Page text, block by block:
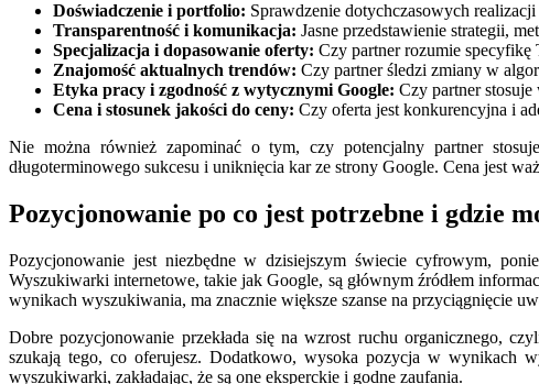
Doświadczenie i portfolio: Sprawdzenie dotychczasowych realizacji
Transparentność i komunikacja: Jasne przedstawienie strategii,
Specjalizacja i dopasowanie oferty: Czy partner rozumie
Znajomość aktualnych trendów: Czy partner śledzi zmiany w
Etyka pracy i zgodność z wytycznymi Google: Czy partner stosuje
Cena i stosunek jakości do ceny: Czy oferta jest konkurencyjna i
Nie można również zapominać o tym, czy potencjalny partner
długoterminowego sukcesu i uniknięcia kar ze strony Google. Cena jest
Pozycjonowanie po co jest potrzebne i gdzie
Pozycjonowanie jest niezbędne w dzisiejszym świecie cyfrowym,
Wyszukiwarki internetowe, takie jak Google, są głównym źródłem
wynikach wyszukiwania, ma znacznie większe szanse na przyciągnięcie
Dobre pozycjonowanie przekłada się na wzrost ruchu organicznego,
szukają tego, co oferujesz. Dodatkowo, wysoka pozycja w wynikach
wyszukiwarki, zakładając, że są one eksperckie i godne zaufania.